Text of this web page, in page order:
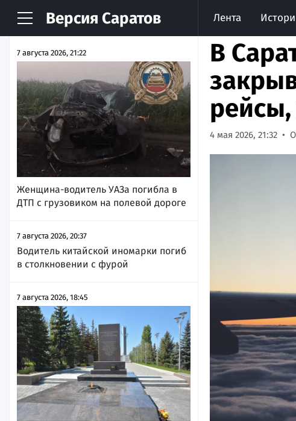
Версия Саратов Лента
НОВОСТИ АРХИВ
7 августа 2026, 21:22
Женщина-водитель УАЗа погибла в
ДТП с грузовиком на полевой дороге
7 августа 2026, 20:37
Водитель китайской иномарки погиб
в столкновении с фурой
7 августа 2026, 18:45
В
рейсы,
4 мая 2026, 21:32